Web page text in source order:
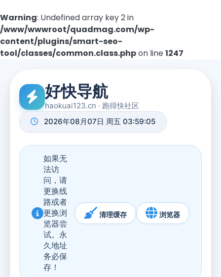
Warning: Undefined array key 2 in
/www/wwwroot/quadmag.com/wp-
content/plugins/smart-seo-
tool/classes/common.class.phpon line1247